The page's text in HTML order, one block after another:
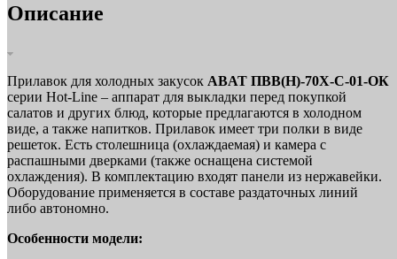
Описание
Прилавок для холодных закусок ABAT ПВВ(Н)‑70Х‑С‑01‑ОК
серии Hot-Line – аппарат для выкладки перед покупкой
салатов и других блюд, которые предлагаются в холодном
виде, а также напитков. Прилавок имеет три полки в виде
решеток. Есть столешница (охлаждаемая) и камера с
распашными дверками (также оснащена системой
охлаждения). В комплектацию входят панели из нержавейки.
Оборудование применяется в составе раздаточных линий
либо автономно.
Особенности модели: